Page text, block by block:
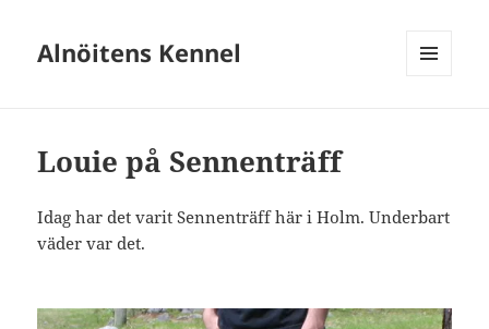
Alnöitens Kennel
Louie på Sennenträff
Idag har det varit Sennenträff här i Holm. Underbart
väder var det.